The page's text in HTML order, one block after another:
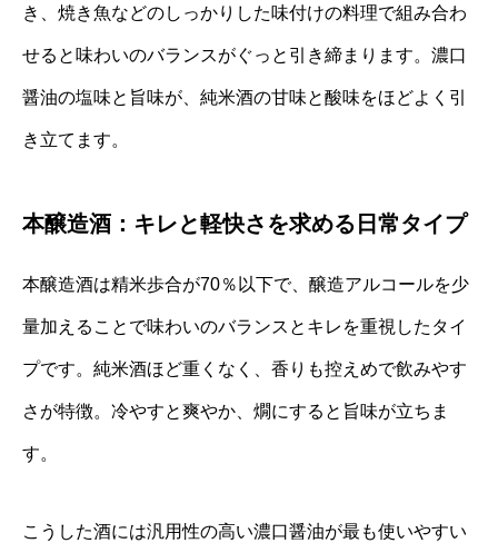
き、焼き魚などのしっかりした味付けの料理で組み合わ
せると味わいのバランスがぐっと引き締まります。濃口
醤油の塩味と旨味が、純米酒の甘味と酸味をほどよく引
き立てます。
本醸造酒：キレと軽快さを求める日常タイプ
本醸造酒は精米歩合が70％以下で、醸造アルコールを少
量加えることで味わいのバランスとキレを重視したタイ
プです。純米酒ほど重くなく、香りも控えめで飲みやす
さが特徴。冷やすと爽やか、燗にすると旨味が立ちま
す。
こうした酒には汎用性の高い濃口醤油が最も使いやすい